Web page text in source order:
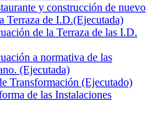
y construcción de nuevo
Terraza de I.D.(Ejecutada)
de la Terraza de las I.D.
a normativa de las
(Ejecutada)
Transformación (Ejecutado)
de las Instalaciones